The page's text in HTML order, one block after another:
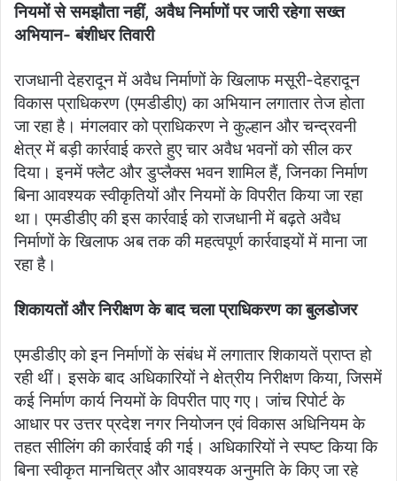
नियमों से समझौता नहीं, अवैध निर्माणों पर जारी रहेगा सख्त
अभियान- बंशीधर तिवारी
राजधानी देहरादून में अवैध निर्माणों के खिलाफ मसूरी-देहरादून
विकास प्राधिकरण (एमडीडीए) का अभियान लगातार तेज होता
जा रहा है। मंगलवार को प्राधिकरण ने कुल्हान और चन्द्रवनी
क्षेत्र में बड़ी कार्रवाई करते हुए चार अवैध भवनों को सील कर
दिया। इनमें फ्लैट और डुप्लैक्स भवन शामिल हैं, जिनका निर्माण
बिना आवश्यक स्वीकृतियों और नियमों के विपरीत किया जा रहा
था। एमडीडीए की इस कार्रवाई को राजधानी में बढ़ते अवैध
निर्माणों के खिलाफ अब तक की महत्वपूर्ण कार्रवाइयों में माना जा
रहा है।
शिकायतों और निरीक्षण के बाद चला प्राधिकरण का बुलडोजर
एमडीडीए को इन निर्माणों के संबंध में लगातार शिकायतें प्राप्त हो
रही थीं। इसके बाद अधिकारियों ने क्षेत्रीय निरीक्षण किया, जिसमें
कई निर्माण कार्य नियमों के विपरीत पाए गए। जांच रिपोर्ट के
आधार पर उत्तर प्रदेश नगर नियोजन एवं विकास अधिनियम के
तहत सीलिंग की कार्रवाई की गई। अधिकारियों ने स्पष्ट किया कि
बिना स्वीकृत मानचित्र और आवश्यक अनुमति के किए जा रहे